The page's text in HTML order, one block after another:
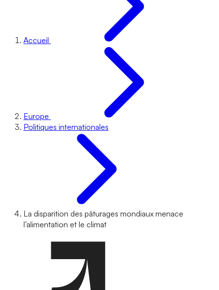
Accueil
Europe
Politiques internationales
La disparition des pâturages mondiaux menace
l’alimentation et le climat